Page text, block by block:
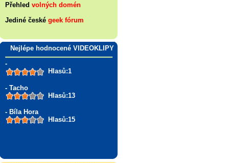
Přehled volných domén
Jediné české geek fórum
Nejlépe hodnocené VIDEOKLIPY
-
Hlasů:1
- Tacho
Hlasů:13
- Bíla Hora
Hlasů:15